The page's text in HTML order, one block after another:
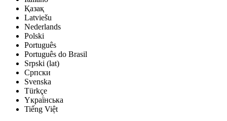
Қазақ
Latviešu
Nederlands
Polski
Português
Português do Brasil
Srpski (lat)
Српски
Svenska
Türkçe
Yкраї́нська
Tiếng Việt